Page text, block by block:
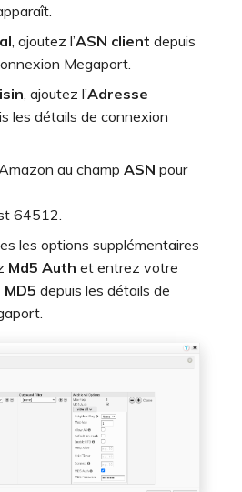
, ajoutez l’ASN client depuis
Megaport.
, ajoutez l’Adresse
les détails de connexion
au champ ASN pour
64512.
les options supplémentaires
Md5 Auth et entrez votre
depuis les détails de